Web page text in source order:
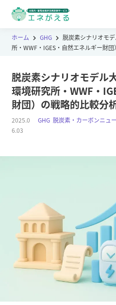
ホーム GHG
脱炭素シナリオモ
所・WWF・IGES・自然エネルギー財
脱炭素シナリオモデル
環境研究所・WWF・
財団）の戦略的比較分
GHG ,脱炭素・カーボンニュ
2025.0
6.03